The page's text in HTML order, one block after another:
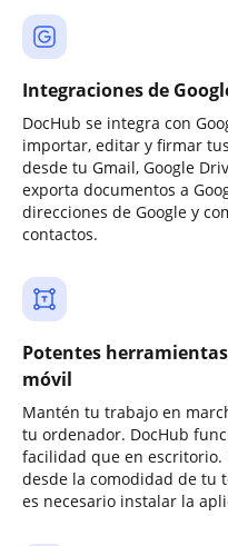
Integraciones de
DocHub se integra con
importar, editar y firmar
desde tu Gmail, Google
exporta documentos a
direcciones de Google y
contactos.
Potentes
móvil
Mantén tu trabajo en
tu ordenador. DocHub
facilidad que en escritorio.
desde la comodidad de tu
es necesario instalar la